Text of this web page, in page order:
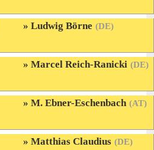
Ludwig Börne (DE)
Marcel Reich-Ranicki (DE)
M. Ebner-Eschenbach (AT)
Matthias Claudius (DE)